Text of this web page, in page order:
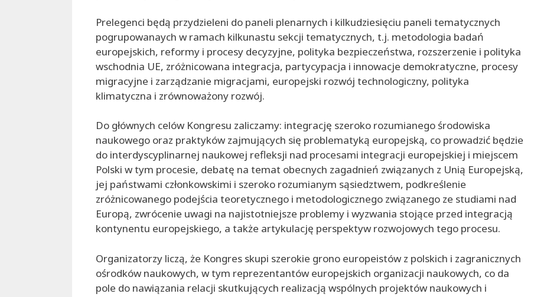
Prelegenci będą przydzieleni do paneli plenarnych i kilkudziesięciu paneli tematycznych
pogrupowanaych w ramach kilkunastu sekcji tematycznych, t.j. metodologia badań
europejskich, reformy i procesy decyzyjne, polityka bezpieczeństwa, rozszerzenie i polityka
wschodnia UE, zróżnicowana integracja, partycypacja i innowacje demokratyczne, procesy
migracyjne i zarządzanie migracjami, europejski rozwój technologiczny, polityka
klimatyczna i zrównoważony rozwój.
Do głównych celów Kongresu zaliczamy: integrację szeroko rozumianego środowiska
naukowego oraz praktyków zajmujących się problematyką europejską, co prowadzić będzie
do interdyscyplinarnej naukowej refleksji nad procesami integracji europejskiej i miejscem
Polski w tym procesie, debatę na temat obecnych zagadnień związanych z Unią Europejską,
jej państwami członkowskimi i szeroko rozumianym sąsiedztwem, podkreślenie
zróżnicowanego podejścia teoretycznego i metodologicznego związanego ze studiami nad
Europą, zwrócenie uwagi na najistotniejsze problemy i wyzwania stojące przed integracją
kontynentu europejskiego, a także artykulację perspektyw rozwojowych tego procesu.
Organizatorzy liczą, że Kongres skupi szerokie grono europeistów z polskich i zagranicznych
ośrodków naukowych, w tym reprezentantów europejskich organizacji naukowych, co da
pole do nawiązania relacji skutkujących realizacją wspólnych projektów naukowych i